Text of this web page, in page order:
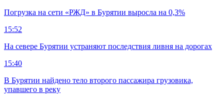
Погрузка на сети «РЖД» в Бурятии выросла на 0,3%
15:52
На севере Бурятии устраняют последствия ливня на дорогах
15:40
В Бурятии найдено тело второго пассажира грузовика,
упавшего в реку